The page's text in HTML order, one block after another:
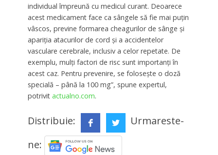
individual împreună cu medicul curant. Deoarece
acest medicament face ca sângele să fie mai puțin
vâscos, previne formarea cheagurilor de sânge și
apariția atacurilor de cord și a accidentelor
vasculare cerebrale, inclusiv a celor repetate. De
exemplu, mulți factori de risc sunt importanți în
acest caz. Pentru prevenire, se folosește o doză
specială – până la 100 mg”, spune expertul,
potrivit actualno.com.
Distribuie:
Urmareste-
ne: